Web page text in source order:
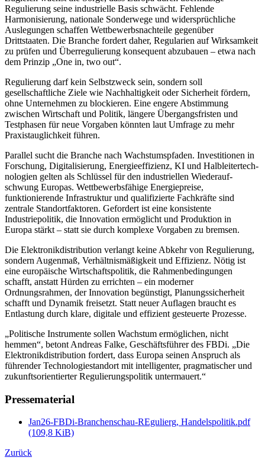
Regulierung seine industrielle Basis schwächt. Fehlende
Harmonisierung, nationale Sonderwege und widersprüchliche
Auslegungen schaffen Wett­be­werbs­nach­teile gegenüber
Drittstaaten. Die Branche fordert daher, Regularien auf Wirksamkeit
zu prüfen und Überregulierung konsequent abzubauen – etwa nach
dem Prinzip „One in, two out“.
Regulierung darf kein Selbstzweck sein, sondern soll
gesellschaftliche Ziele wie Nachhaltigkeit oder Sicherheit fördern,
ohne Unternehmen zu blockieren. Eine engere Abstimmung
zwischen Wirtschaft und Politik, längere Übergangsfristen und
Testphasen für neue Vorgaben könnten laut Umfrage zu mehr
Praxistauglichkeit führen.
Parallel sucht die Branche nach Wachs­tums­pfaden. Investitionen in
Forschung, Digita­li­sie­rung, Energie­effi­zienz, KI und Halb­leiter­tech­
no­logien gelten als Schlüssel für den in­dus­triel­len Wieder­auf­
schwung Europas. Wett­be­werbs­fähige Ener­gie­preise,
funktionierende In­frastruktur und qualifizierte Fachkräfte sind
zentrale Standortfaktoren. Gefordert ist eine konsistente
Industriepolitik, die Innovation ermöglicht und Produktion in
Europa stärkt – statt sie durch komplexe Vorgaben zu bremsen.
Die Elektronikdistribution verlangt keine Abkehr von Regulierung,
sondern Augenmaß, Verhältnismäßigkeit und Effizienz. Nötig ist
eine europäische Wirtschaftspolitik, die Rahmenbedingungen
schafft, anstatt Hürden zu errichten – ein moderner
Ordnungsrahmen, der Innovation begünstigt, Planungssicherheit
schafft und Dynamik freisetzt. Statt neuer Auflagen braucht es
Entlastung durch klare, digitale und effizient gesteuerte Prozesse.
„Politische Instrumente sollen Wachstum ermöglichen, nicht
hemmen“, betont Andreas Falke, Geschäftsführer des FBDi. „Die
Elektronikdistribution fordert, dass Europa seinen Anspruch als
führender Techno­lo­gie­standort mit intelligenter, pragmatischer und
zukunftsorientierter Regulierungspolitik untermauert.“
Pressematerial
Jan26-FBDi-Branchenschau-REgulierg, Handelspolitik.pdf
(109,8 KiB)
Zurück